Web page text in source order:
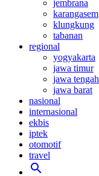
jembrana
karangasem
klungkung
tabanan
regional
yogyakarta
jawa timur
jawa tengah
jawa barat
nasional
internasional
ekbis
iptek
otomotif
travel
search